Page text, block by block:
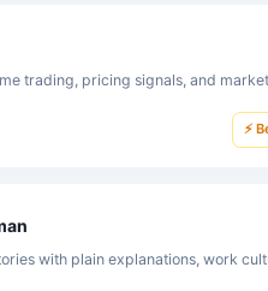
trading, pricing signals, and
⚡
with plain explanations, work